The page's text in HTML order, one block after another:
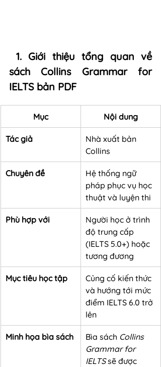
sách Collins Grammar for
IELTS bản PDF
Mục Nội dung
Tác giả
Nhà xuất bản
Collins
Chuyên đề
Hệ thống ngữ
pháp phục vụ học
thuật và luyện thi
Phù hợp với
Người học ở trình
độ trung cấp
(IELTS 5.0+) hoặc
tương đương
Mục tiêu học tập
Củng cố kiến thức
và hướng tới mức
điểm IELTS 6.0 trở
lên
Minh họa bìa sách Bìa sách Collins
Grammar for
IELTS sẽ được